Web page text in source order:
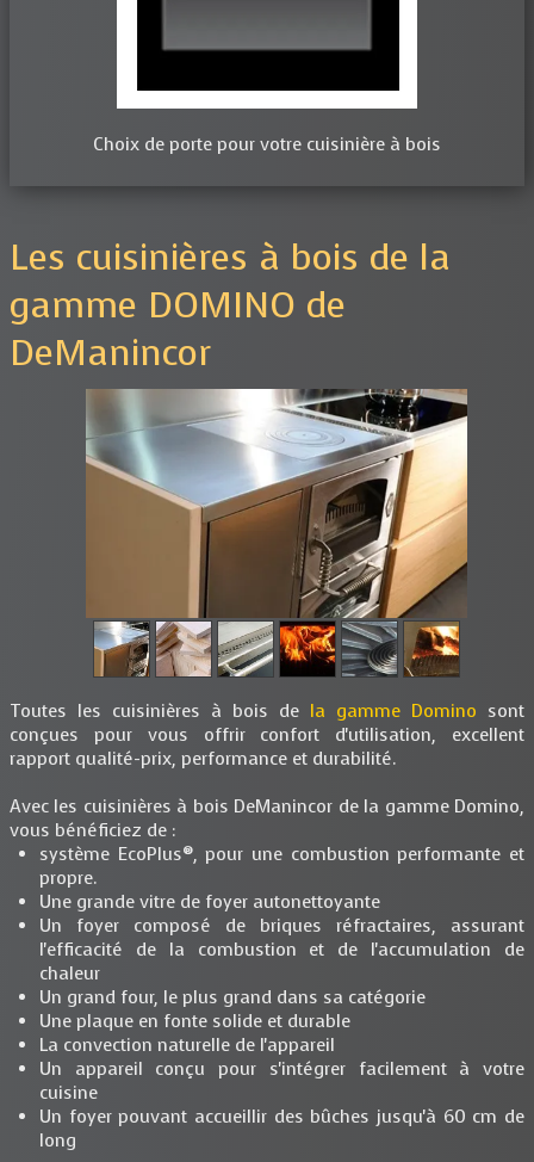
Choix de porte pour votre cuisinière à bois
Les cuisinières à bois de la
gamme DOMINO de
DeManincor
Toutes les cuisinières à bois de la gamme Domino sont
conçues pour vous offrir confort d'utilisation, excellent
rapport qualité-prix, performance et durabilité.
Avec les cuisinières à bois DeManincor de la gamme Domino,
vous bénéficiez de :
système EcoPlus®, pour une combustion performante et
propre.
Une grande vitre de foyer autonettoyante
Un foyer composé de briques réfractaires, assurant
l'efficacité de la combustion et de l'accumulation de
chaleur
Un grand four, le plus grand dans sa catégorie
Une plaque en fonte solide et durable
La convection naturelle de l'appareil
Un appareil conçu pour s'intégrer facilement à votre
cuisine
Un foyer pouvant accueillir des bûches jusqu'à 60 cm de
long